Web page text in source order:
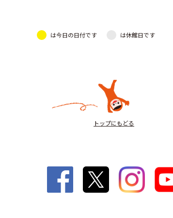
は今日の日付です は休館日です
トップにもどる